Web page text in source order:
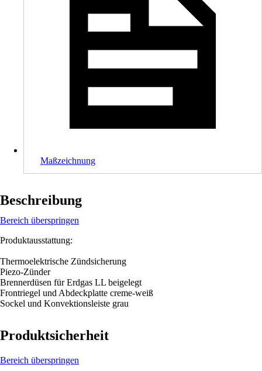
Maßzeichnung
Beschreibung
Bereich überspringen
Produktausstattung:
Thermoelektrische Zündsicherung
Piezo-Zünder
Brennerdüsen für Erdgas LL beigelegt
Frontriegel und Abdeckplatte creme-weiß
Sockel und Konvektionsleiste grau
Produktsicherheit
Bereich überspringen